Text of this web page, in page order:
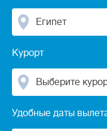
Египет
Курорт
Выберите
Удобные даты